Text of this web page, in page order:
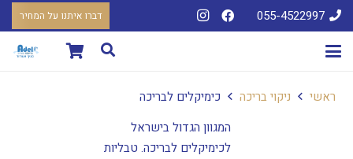
055-4522997 דברו איתנו על המחיר
ראשי ניקוי בריכה כימיקלים לבריכה
המגוון הגדול בישראל
לכימיקלים לבריכה. טבליות